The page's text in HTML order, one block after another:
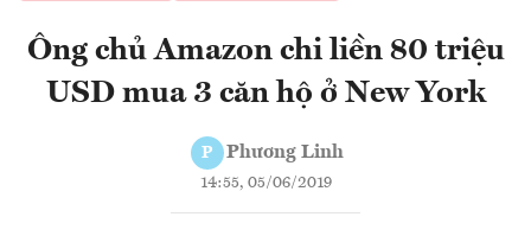
Ông chủ Amazon chi liền 80 triệu
USD mua 3 căn hộ ở New York
P Phương Linh
14:55, 05/06/2019